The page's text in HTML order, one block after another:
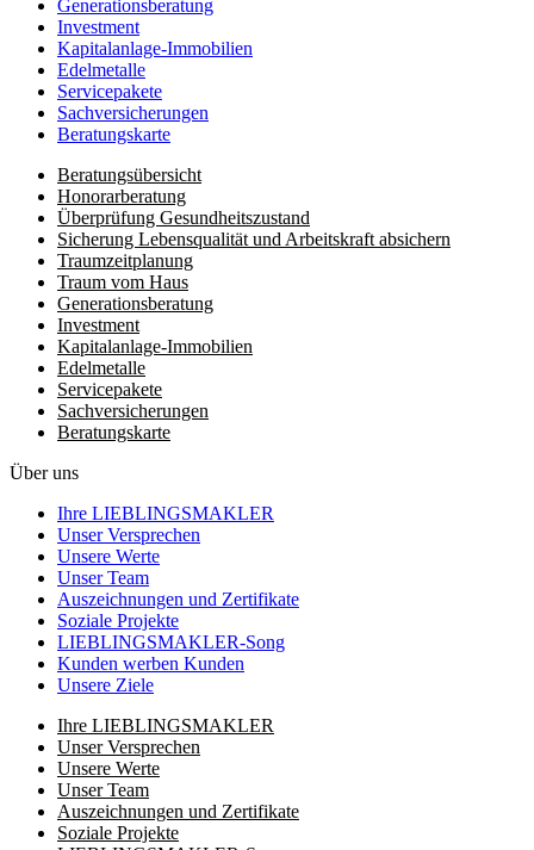
Generationsberatung
Investment
Kapitalanlage-Immobilien
Edelmetalle
Servicepakete
Sachversicherungen
Beratungskarte
Beratungsübersicht
Honorar­beratung
Überprüfung Gesundheits­zustand
Sicherung Lebensqualität und Arbeitskraft absichern
Traumzeit­planung
Traum vom Haus
Generationsberatung
Investment
Kapitalanlage-Immobilien
Edelmetalle
Servicepakete
Sachversicherungen
Beratungskarte
Über uns
Ihre LIEBLINGSMAKLER
Unser Versprechen
Unsere Werte
Unser Team
Auszeichnungen und Zertifikate
Soziale Projekte
LIEBLINGSMAKLER-Song
Kunden werben Kunden
Unsere Ziele
Ihre LIEBLINGSMAKLER
Unser Versprechen
Unsere Werte
Unser Team
Auszeichnungen und Zertifikate
Soziale Projekte